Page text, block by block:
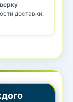
доставки.